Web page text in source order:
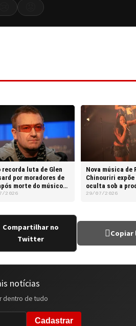
recorda luta de Glen
por moradores de
morte do músico
anos em Dublin
2026
Nova música de
Chinouriri
oculta sob a
luxo em festas
29/07/2026
Compartilhar no
Twitter
Copiar
notícias
dentro de tudo
Cadastrar